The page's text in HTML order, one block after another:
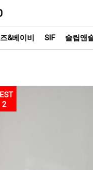
&베이비 SIF 슬립앤
2